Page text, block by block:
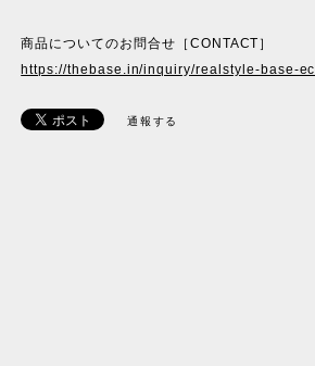
商品についてのお問合せ［CONTACT］
https://thebase.in/inquiry/realstyle-base-ec
通報する